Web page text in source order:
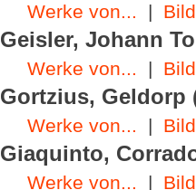
Werke von... |
Geisler, Johann
Werke von... |
Gortzius, Geldorp
Werke von... |
Giaquinto,
Werke von... |